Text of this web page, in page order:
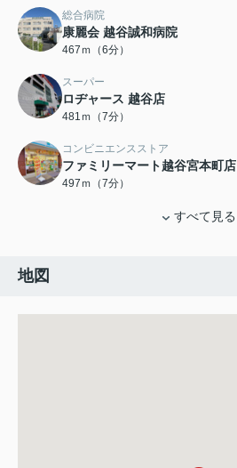
総合病院
康麗会 越谷誠和病院
467ｍ（6分）
スーパー
ロヂャース 越谷店
481ｍ（7分）
コンビニエンスストア
ファミリーマート越谷宮本町店
497ｍ（7分）
すべて見る
地図